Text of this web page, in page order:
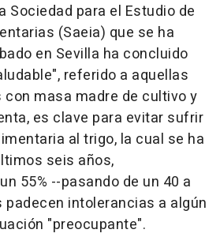
Sociedad para el Estudio de
(Saeia) que se ha
en Sevilla ha concluido
referido a aquellas
masa madre de cultivo y
es clave para evitar sufrir
al trigo, la cual se ha
seis años,
55% --pasando de un 40 a
padecen intolerancias a algún
"preocupante".